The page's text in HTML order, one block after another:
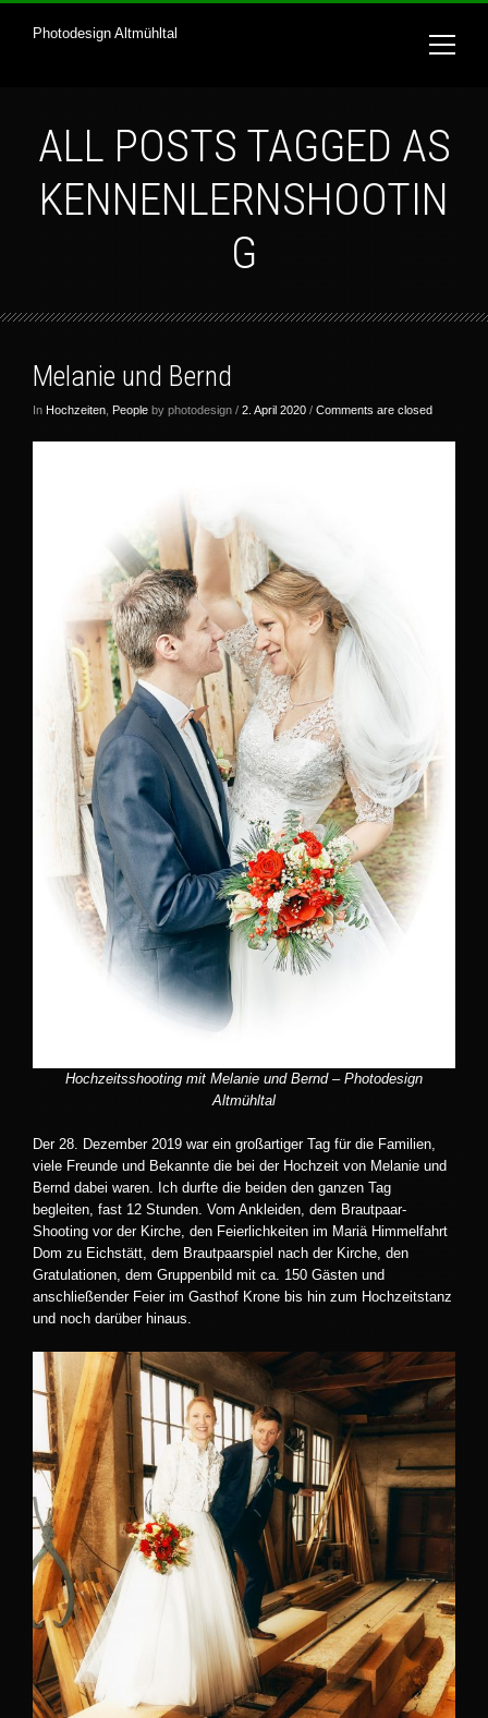
Photodesign Altmühltal
ALL POSTS TAGGED AS
KENNENLERNSHOOTIN
G
Melanie und Bernd
In Hochzeiten People by photodesign / 2. April 2020 / Comments are closed
Hochzeitsshooting mit Melanie und Bernd – Photodesign
Altmühltal
Der 28. Dezember 2019 war ein großartiger Tag für die Familien,
viele Freunde und Bekannte die bei der Hochzeit von Melanie und
Bernd dabei waren. Ich durfte die beiden den ganzen Tag
begleiten, fast 12 Stunden. Vom Ankleiden, dem Brautpaar-
Shooting vor der Kirche, den Feierlichkeiten im Mariä Himmelfahrt
Dom zu Eichstätt, dem Brautpaarspiel nach der Kirche, den
Gratulationen, dem Gruppenbild mit ca. 150 Gästen und
anschließender Feier im Gasthof Krone bis hin zum Hochzeitstanz
und noch darüber hinaus.